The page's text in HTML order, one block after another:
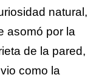
natural,
asomó por la
de la pared,
como la